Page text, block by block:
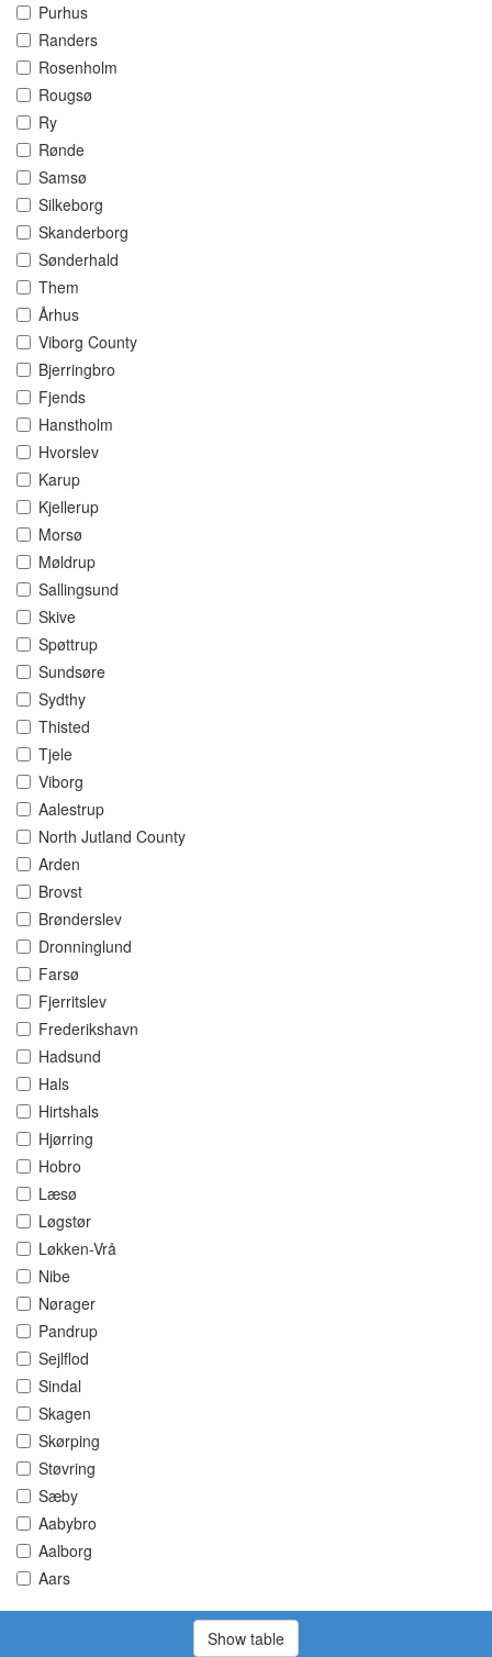
Purhus
Randers
Rosenholm
Rougsø
Ry
Rønde
Samsø
Silkeborg
Skanderborg
Sønderhald
Them
Århus
Viborg County
Bjerringbro
Fjends
Hanstholm
Hvorslev
Karup
Kjellerup
Morsø
Møldrup
Sallingsund
Skive
Spøttrup
Sundsøre
Sydthy
Thisted
Tjele
Viborg
Aalestrup
North Jutland County
Arden
Brovst
Brønderslev
Dronninglund
Farsø
Fjerritslev
Frederikshavn
Hadsund
Hals
Hirtshals
Hjørring
Hobro
Læsø
Løgstør
Løkken-Vrå
Nibe
Nørager
Pandrup
Sejlflod
Sindal
Skagen
Skørping
Støvring
Sæby
Aabybro
Aalborg
Aars
Show table